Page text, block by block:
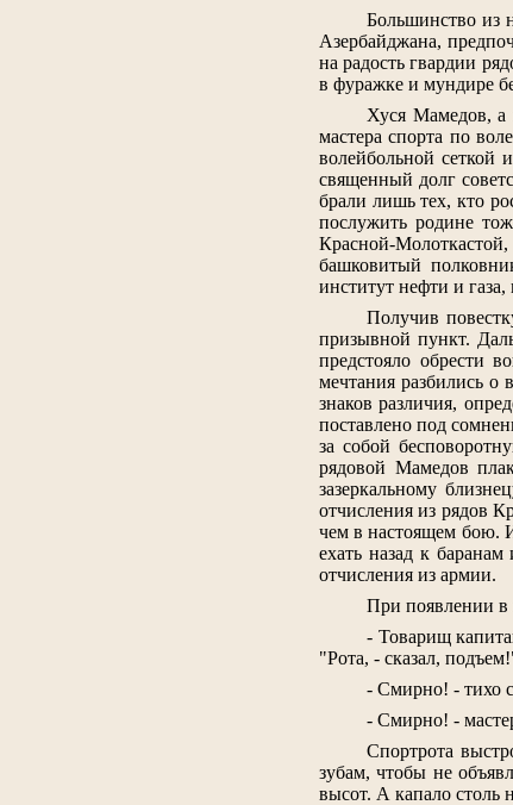
Большинство из
Азербайджана,
на радость гвардии
в фуражке и мундире
Хуся Мамедов, а
мастера спорта по
волейбольной сеткой
священный долг
брали лишь тех, кто
послужить родине
Красной-Молоткастой,
башковитый
институт нефти и
Получив
призывной пункт.
предстояло обрести
мечтания разбились о
знаков различия,
поставлено под
за собой
рядовой Мамедов
зазеркальному
отчисления из рядов
чем в настоящем бою.
ехать назад к
отчисления из армии.
При появлении в
- Товарищ
"Рота, - сказал,
- Смирно! - тихо
- Смирно! -
Спортрота
зубам, чтобы не
высот. А капало столь